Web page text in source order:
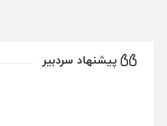
پیشنهاد سردبیر